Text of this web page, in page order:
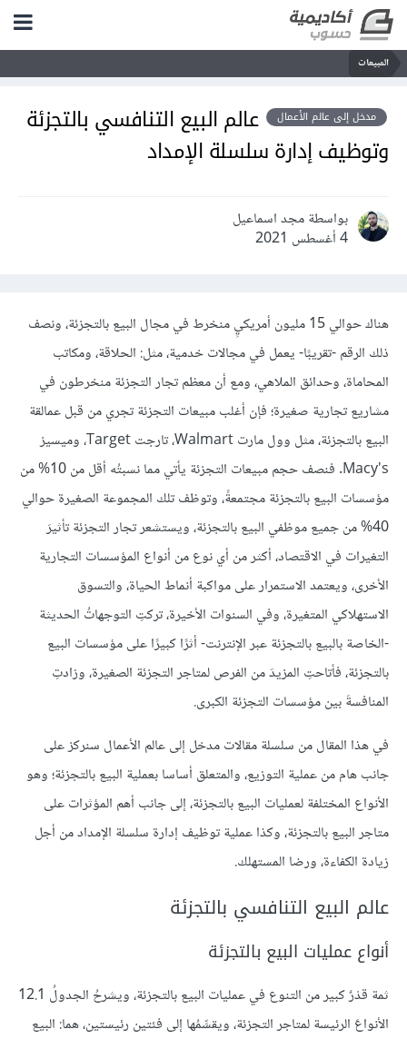
المبيعات
مدخل إلى عالم الأعمال
عالم البيع التنافسي بالتجزئة
وتوظيف إدارة سلسلة الإمداد
بواسطة مجد اسماعيل
4 أغسطس 2021
هناك حوالي 15 مليون أمريكيٍ منخرط في مجال البيع بالتجزئة، ونصف
ذلك الرقم -تقريبًا- يعمل في مجالات خدمية، مثل: الحلاقة، ومكاتب
المحاماة، وحدائق الملاهي، ومع أن معظم تجار التجزئة منخرطون في
مشاريع تجارية صغيرة؛ فإن أغلب مبيعات التجزئة تجري من قبل عمالقة
البيع بالتجزئة، مثل وول مارت Walmart، تارجت Target، وميسيز
Macy's. فنصف حجم مبيعات التجزئة يأتي مما نسبتُه أقل من 10% من
مؤسسات البيع بالتجزئة مجتمعةً، وتوظف تلك المجموعة الصغيرة حوالي
40% من جميع موظفي البيع بالتجزئة، ويستشعر تجار التجزئة تأثيرَ
التغيرات في الاقتصاد، أكثر من أي نوع من أنواع المؤسسات التجارية
الأخرى، ويعتمد الاستمرار على مواكبة أنماط الحياة، والتسوق
الاستهلاكي المتغيرة، وفي السنوات الأخيرة، تركتِ التوجهاتُ الحديثة
-الخاصة بالبيع بالتجزئة عبر الإنترنت- أثرًا كبيرًا على مؤسسات البيع
بالتجزئة، فأتاحتِ المزيدَ من الفرص لمتاجر التجزئة الصغيرة، وزادتِ
المنافسةَ بين مؤسسات التجزئة الكبرى.
في هذا المقال من سلسلة مقالات مدخل إلى عالم الأعمال سنركز على
جانب هام من عملية التوزيع، والمتعلق أساسا بعملية البيع بالتجزئة؛ وهو
الأنواع المختلفة لعمليات البيع بالتجزئة، إلى جانب أهم المؤثرات على
متاجر البيع بالتجزئة، وكذا عملية توظيف إدارة سلسلة الإمداد من أجل
زيادة الكفاءة، ورضا المستهلك.
عالم البيع التنافسي بالتجزئة
أنواع عمليات البيع بالتجزئة
ثمة قدْرٌ كبير من التنوع في عمليات البيع بالتجزئة، ويشرحُ الجدولُ 12.1
الأنواعَ الرئيسة لمتاجر التجزئة، ويقسِّمُها إلى فئتين رئيستين، هما: البيع